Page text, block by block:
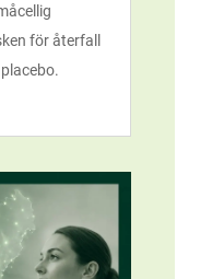
för återfall